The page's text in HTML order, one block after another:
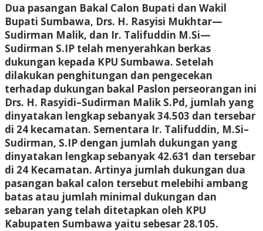
Dua pasangan Bakal Calon Bupati dan Wakil
Bupati Sumbawa, Drs. H. Rasyisi Mukhtar—
Sudirman Malik, dan Ir. Talifuddin M.Si—
Sudirman S.IP telah menyerahkan berkas
dukungan kepada KPU Sumbawa. Setelah
dilakukan penghitungan dan pengecekan
terhadap dukungan bakal Paslon perseorangan ini
Drs. H. Rasyidi–Sudirman Malik S.Pd, jumlah yang
dinyatakan lengkap sebanyak 34.503 dan tersebar
di 24 kecamatan. Sementara Ir. Talifuddin, M.Si–
Sudirman, S.IP dengan jumlah dukungan yang
dinyatakan lengkap sebanyak 42.631 dan tersebar
di 24 Kecamatan. Artinya jumlah dukungan dua
pasangan bakal calon tersebut melebihi ambang
batas atau jumlah minimal dukungan dan
sebaran yang telah ditetapkan oleh KPU
Kabupaten Sumbawa yaitu sebesar 28.105.